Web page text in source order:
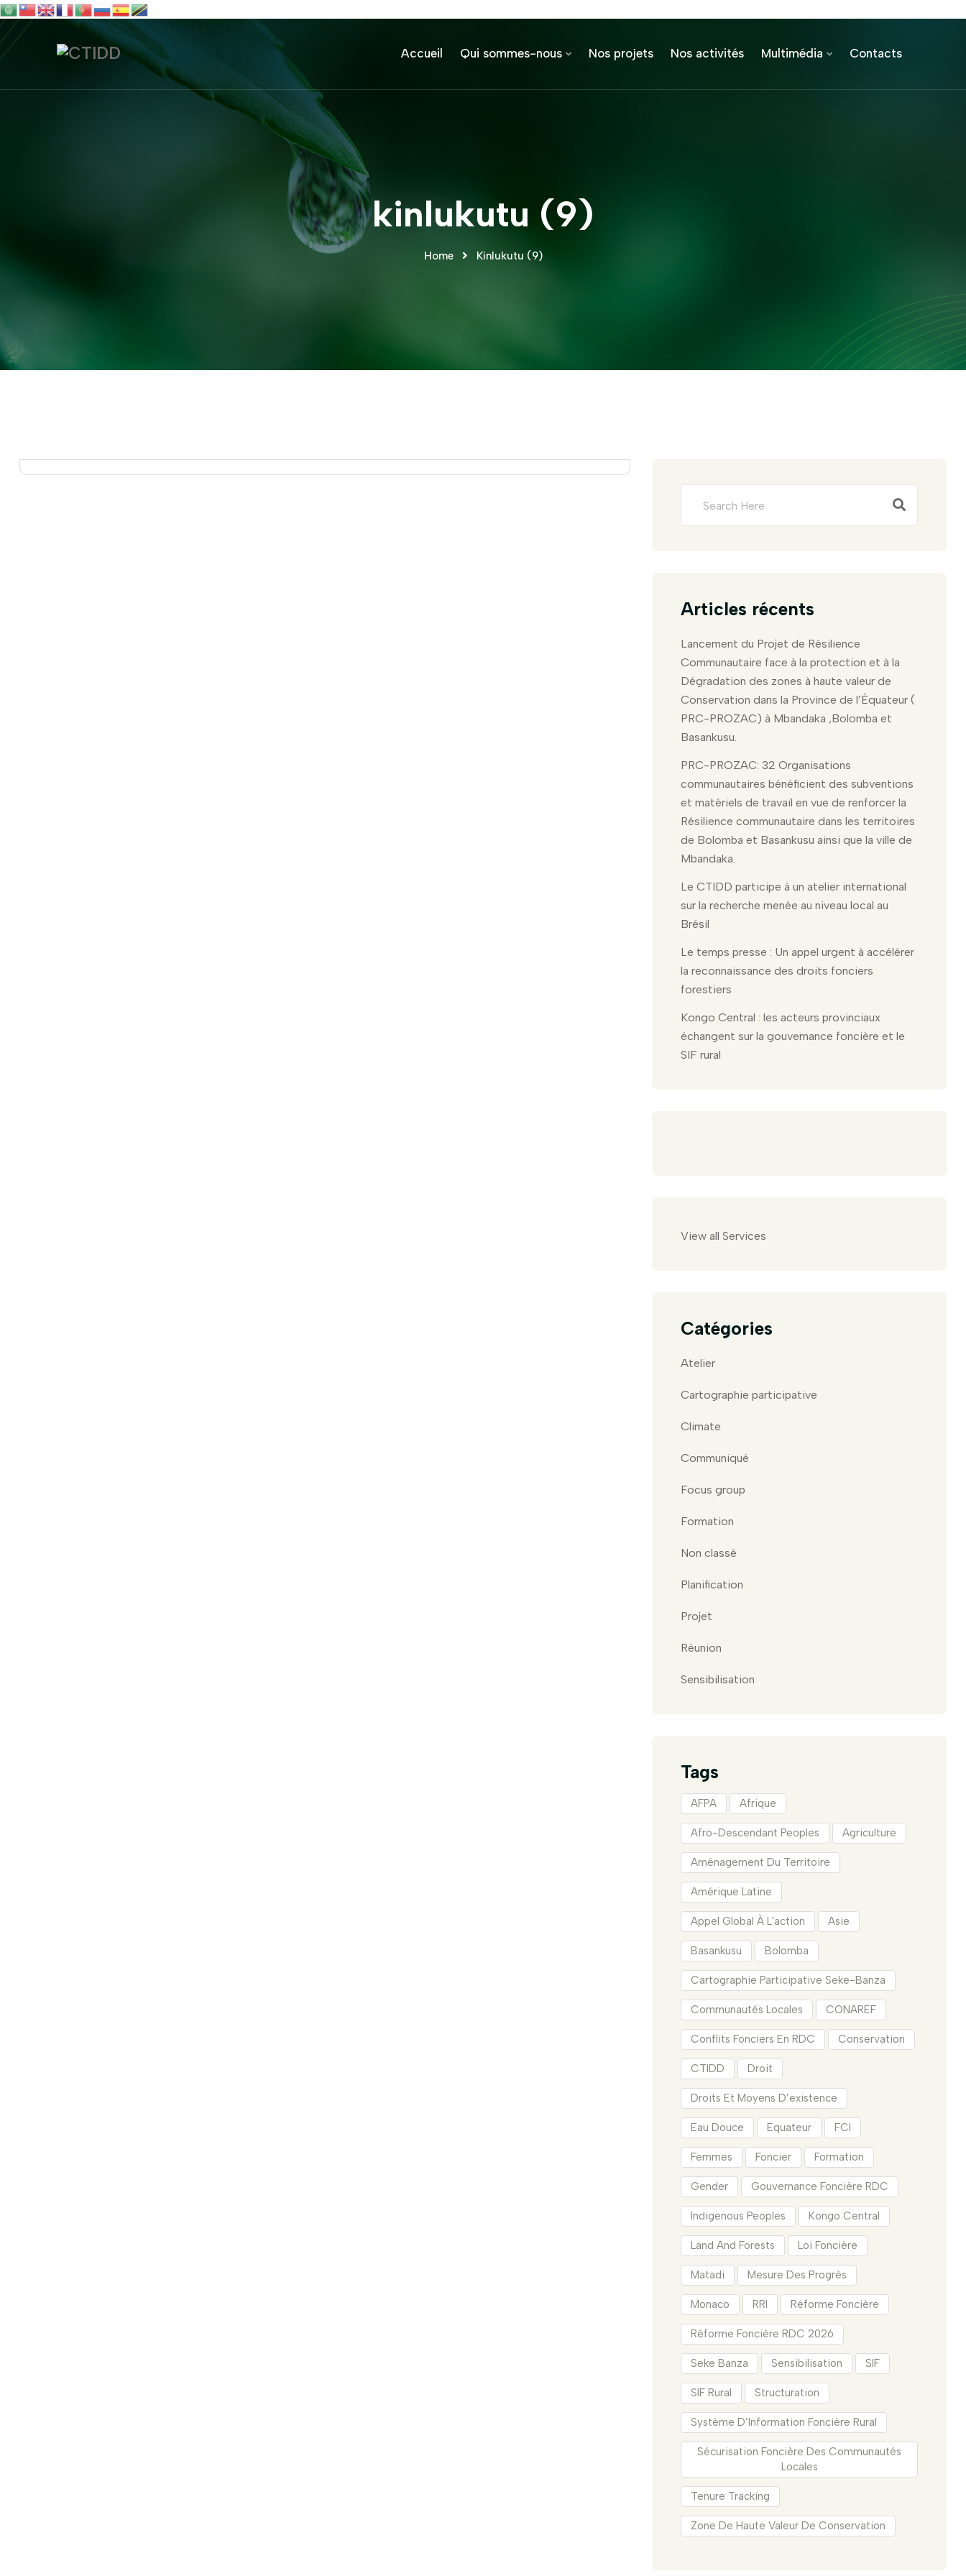
Accueil Qui sommes-nous Nos projets Nos activités Multimédia Contacts
kinlukutu (9)
Home Kinlukutu (9)
Articles récents
Lancement du Projet de Résilience
Communautaire face à la protection et à la
Dégradation des zones à haute valeur de
Conservation dans la Province de l’Équateur (
PRC-PROZAC) à Mbandaka ,Bolomba et
Basankusu.
PRC-PROZAC: 32 Organisations
communautaires bénéficient des subventions
et matériels de travail en vue de renforcer la
Résilience communautaire dans les territoires
de Bolomba et Basankusu ainsi que la ville de
Mbandaka.
Le CTIDD participe à un atelier international
sur la recherche menée au niveau local au
Brésil
Le temps presse : Un appel urgent à accélérer
la reconnaissance des droits fonciers
forestiers
Kongo Central : les acteurs provinciaux
échangent sur la gouvernance foncière et le
SIF rural
View all Services
Catégories
Atelier
Cartographie participative
Climate
Communiqué
Focus group
Formation
Non classé
Planification
Projet
Réunion
Sensibilisation
Tags
AFPA Afrique
Afro-Descendant Peoples Agriculture
Aménagement Du Territoire
Amérique Latine
Appel Global À L'action Asie
Basankusu Bolomba
Cartographie Participative Seke-Banza
Communautés Locales CONAREF
Conflits Fonciers En RDC Conservation
CTIDD Droit
Droits Et Moyens D’existence
Eau Douce Equateur FCI
Femmes Foncier Formation
Gender Gouvernance Foncière RDC
Indigenous Peoples Kongo Central
Land And Forests Loi Foncière
Matadi Mesure Des Progrès
Monaco RRI Réforme Foncière
Réforme Foncière RDC 2026
Seke Banza Sensibilisation SIF
SIF Rural Structuration
Système D’Information Foncière Rural
Sécurisation Foncière Des Communautés
Locales
Tenure Tracking
Zone De Haute Valeur De Conservation